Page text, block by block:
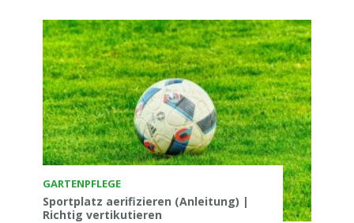
GARTENPFLEGE
Sportplatz aerifizieren (Anleitung) |
Richtig vertikutieren